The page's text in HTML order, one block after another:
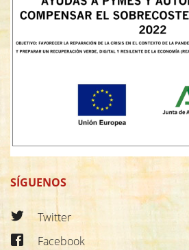
SÍGUENOS
Twitter
Facebook